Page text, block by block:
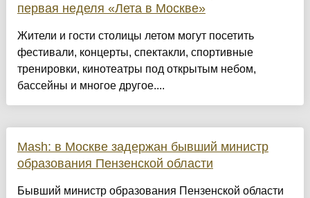
первая неделя «Лета в Москве»
Жители и гости столицы летом могут посетить
фестивали, концерты, спектакли, спортивные
тренировки, кинотеатры под открытым небом,
бассейны и многое другое....
Mash: в Москве задержан бывший министр
образования Пензенской области
Бывший министр образования Пензенской области